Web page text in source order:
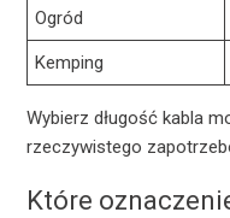
Ogród
Kemping
Wybierz długość kabla
rzeczywistego
Które